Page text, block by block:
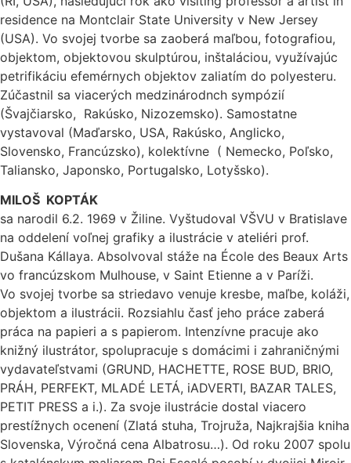
residence na Montclair State University v New Jersey
(USA). Vo svojej tvorbe sa zaoberá maľbou, fotografiou,
objektom, objektovou skulptúrou, inštaláciou, využívajúc
petrifikáciu efemérnych objektov zaliatím do polyesteru.
Zúčastnil sa viacerých medzinárodnch sympózií
(Švajčiarsko, Rakúsko, Nizozemsko). Samostatne
vystavoval (Maďarsko, USA, Rakúsko, Anglicko,
Slovensko, Francúzsko), kolektívne ( Nemecko, Poľsko,
Taliansko, Japonsko, Portugalsko, Lotyšsko).
MILOŠ KOPTÁK
sa narodil 6.2. 1969 v Žiline. Vyštudoval VŠVU v Bratislave
na oddelení voľnej grafiky a ilustrácie v ateliéri prof.
Dušana Kállaya. Absolvoval stáže na École des Beaux Arts
vo francúzskom Mulhouse, v Saint Etienne a v Paríži.
Vo svojej tvorbe sa striedavo venuje kresbe, maľbe, koláži,
objektom a ilustrácii. Rozsiahlu časť jeho práce zaberá
práca na papieri a s papierom. Intenzívne pracuje ako
knižný ilustrátor, spolupracuje s domácimi i zahraničnými
vydavateľstvami (GRUND, HACHETTE, ROSE BUD, BRIO,
PRÁH, PERFEKT, MLADÉ LETÁ, iADVERTI, BAZAR TALES,
PETIT PRESS a i.). Za svoje ilustrácie dostal viacero
prestížnych ocenení (Zlatá stuha, Trojruža, Najkrajšia kniha
Slovenska, Výročná cena Albatrosu…). Od roku 2007 spolu